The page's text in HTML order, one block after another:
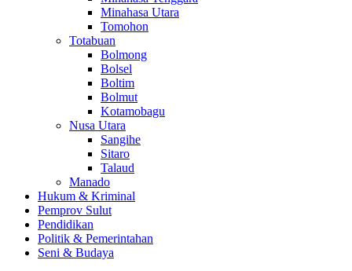
Minahasa Utara
Tomohon
Totabuan
Bolmong
Bolsel
Boltim
Bolmut
Kotamobagu
Nusa Utara
Sangihe
Sitaro
Talaud
Manado
Hukum & Kriminal
Pemprov Sulut
Pendidikan
Politik & Pemerintahan
Seni & Budaya